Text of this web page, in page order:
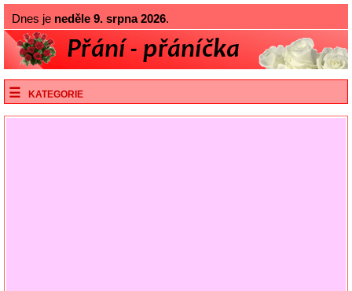
Dnes je neděle 9. srpna 2026.
KATEGORIE